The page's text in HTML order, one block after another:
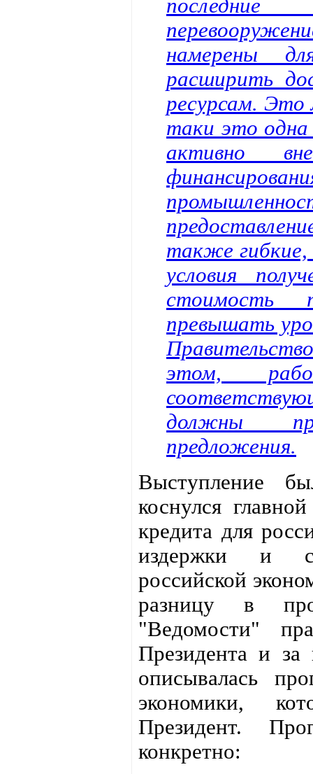
последние
намерены
расширить
ресурсам. Это
таки это одна
активно
также гибкие,
условия
стоимость
превышать
этом,
должны
предложения.
Выступление
коснулся
кредита для
издержки и
российской
разницу в
"Ведомости"
Президента и за
описывалась
экономики,
Президент.
конкретно: